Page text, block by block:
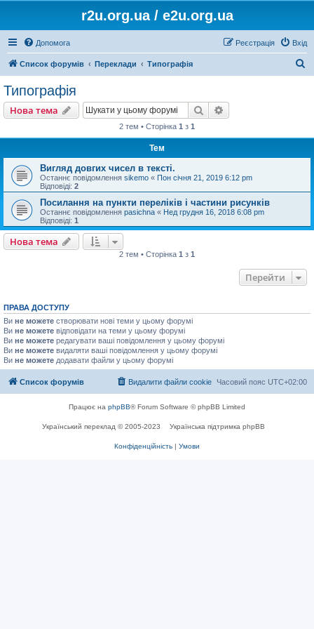
r2u.org.ua / e2u.org.ua
Допомога Вхід
Реєстрація
Список форумів Переклади Типографія
Типографія
Нова тема Пошук
2 тем • Сторінка 1 з 1
Тем
Вигляд довгих чисел в тексті.
Останнє повідомлення sikemo « Пон січня 21, 2019 6:12 pm
Відповіді: 2
Посилання на пункти переліків і частини рисунків
Останнє повідомлення pasichna « Нед грудня 16, 2018 6:08 pm
Відповіді: 1
Нова тема
2 тем • Сторінка 1 з 1
Перейти
ПРАВА ДОСТУПУ
Ви не можете створювати нові теми у цьому форумі
Ви не можете відповідати на теми у цьому форумі
Ви не можете редагувати ваші повідомлення у цьому форумі
Ви не можете видаляти ваші повідомлення у цьому форумі
Ви не можете додавати файли у цьому форумі
Список форумів Часовий пояс UTC+02:00
Видалити файли cookie
Працює на phpBB® Forum Software © phpBB Limited
Український переклад © 2005-2023 Українська підтримка phpBB
Конфіденційність | Умови